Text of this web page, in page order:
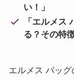
い！」
「エルメス
る？その特
エルメス バッ